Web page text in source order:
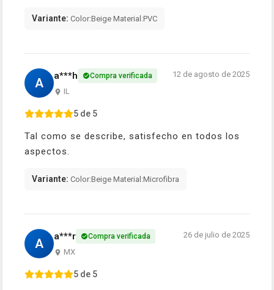
Variante: Color:Beige Material:PVC
A a***h Compra verificada
IL
12 de agosto de 2025
5 de 5
Tal como se describe, satisfecho en todos los
aspectos.
Variante: Color:Beige Material:Microfibra
A a***r Compra verificada
MX
26 de julio de 2025
5 de 5